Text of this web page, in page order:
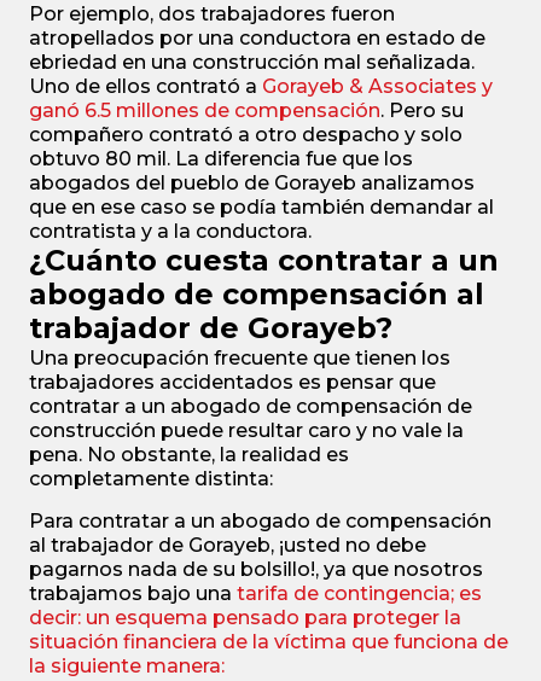
Por ejemplo, dos trabajadores fueron
atropellados por una conductora en estado de
ebriedad en una construcción mal señalizada.
Uno de ellos contrató a Gorayeb & Associates y
ganó 6.5 millones de compensación. Pero su
compañero contrató a otro despacho y solo
obtuvo 80 mil. La diferencia fue que los
abogados del pueblo de Gorayeb analizamos
que en ese caso se podía también demandar al
contratista y a la conductora.
¿Cuánto cuesta contratar a un
abogado de compensación al
trabajador de Gorayeb?
Una preocupación frecuente que tienen los
trabajadores accidentados es pensar que
contratar a un abogado de compensación de
construcción puede resultar caro y no vale la
pena. No obstante, la realidad es
completamente distinta:
Para contratar a un abogado de compensación
al trabajador de Gorayeb, ¡usted no debe
pagarnos nada de su bolsillo!, ya que nosotros
trabajamos bajo una tarifa de contingencia; es
decir: un esquema pensado para proteger la
situación financiera de la víctima que funciona de
la siguiente manera: